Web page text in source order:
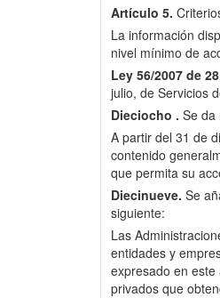
Artículo 5.
La información
nivel mínimo de
Ley 56/2007 de
julio, de Servicios
Dieciocho . Se da
A partir del 31 de
contenido
que permita su
Diecinueve. Se
siguiente:
Las
entidades y
expresado en
privados que